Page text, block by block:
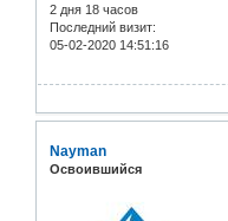
2 дня 18 часов
Последний визит:
05-02-2020 14:51:16
Nayman
Освоившийся